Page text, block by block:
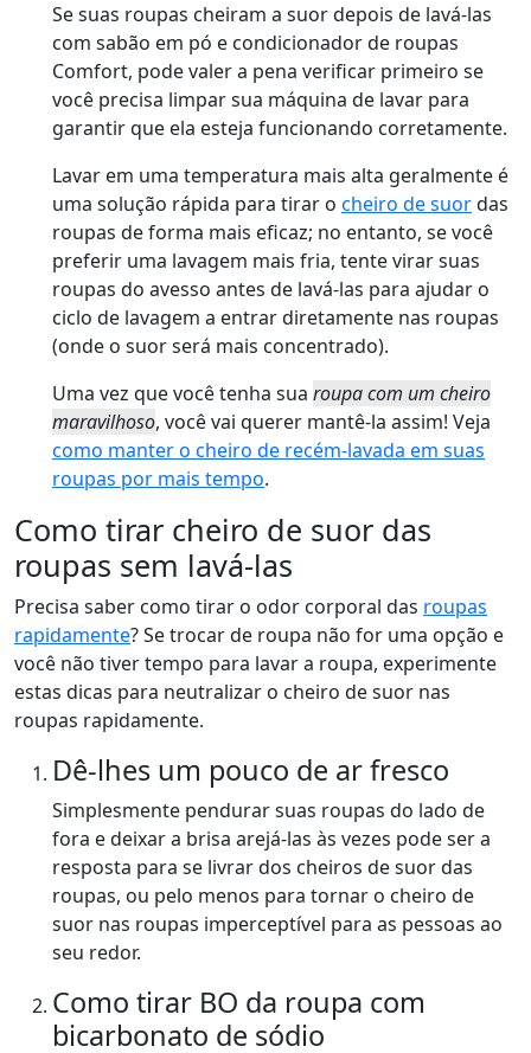
Se suas roupas cheiram a suor depois de lavá-las
com sabão em pó e condicionador de roupas
Comfort, pode valer a pena verificar primeiro se
você precisa limpar sua máquina de lavar para
garantir que ela esteja funcionando corretamente.
Lavar em uma temperatura mais alta geralmente é
uma solução rápida para tirar o cheiro de suordas
roupas de forma mais eficaz; no entanto, se você
preferir uma lavagem mais fria, tente virar suas
roupas do avesso antes de lavá-las para ajudar o
ciclo de lavagem a entrar diretamente nas roupas
(onde o suor será mais concentrado).
Uma vez que você tenha sua roupa com um cheiro
maravilhoso, você vai querer mantê-la assim! Veja
como manter o cheiro de recém-lavada em suas
roupas por mais tempo.
Como tirar cheiro de suor das
roupas sem lavá-las
Precisa saber como tirar o odor corporal das roupas
rapidamente? Se trocar de roupa não for uma opção e
você não tiver tempo para lavar a roupa, experimente
estas dicas para neutralizar o cheiro de suor nas
roupas rapidamente.
Dê-lhes um pouco de ar fresco
Simplesmente pendurar suas roupas do lado de
fora e deixar a brisa arejá-las às vezes pode ser a
resposta para se livrar dos cheiros de suor das
roupas, ou pelo menos para tornar o cheiro de
suor nas roupas imperceptível para as pessoas ao
seu redor.
Como tirar BO da roupa com
bicarbonato de sódio